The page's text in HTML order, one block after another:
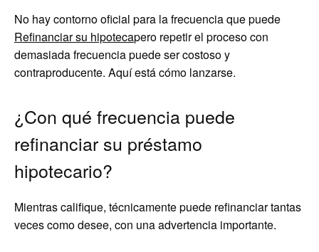
No hay contorno oficial para la frecuencia que puede
Refinanciar su hipotecapero repetir el proceso con
demasiada frecuencia puede ser costoso y
contraproducente. Aquí está cómo lanzarse.
¿Con qué frecuencia puede
refinanciar su préstamo
hipotecario?
Mientras califique, técnicamente puede refinanciar tantas
veces como desee, con una advertencia importante.